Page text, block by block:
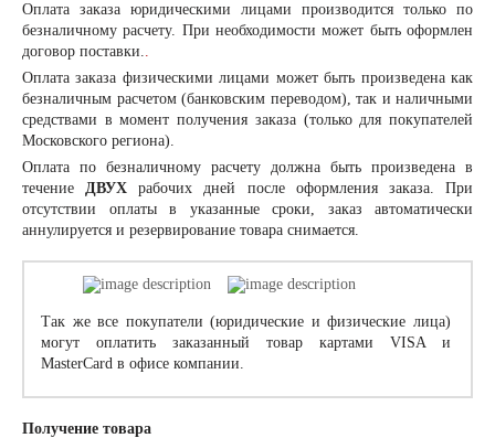
Оплата заказа юридическими лицами производится только по
безналичному расчету. При необходимости может быть оформлен
договор поставки..
Оплата заказа физическими лицами может быть произведена как
безналичным расчетом (банковским переводом), так и наличными
средствами в момент получения заказа (только для покупателей
Московского региона).
Оплата по безналичному расчету должна быть произведена в
течениеДВУХ рабочих дней после оформления заказа. При
отсутствии оплаты в указанные сроки, заказ автоматически
аннулируется и резервирование товара снимается.
Так же все покупатели (юридические и физические лица)
могут оплатить заказанный товар картами VISA и
MasterCard в офисе компании.
Получение товара